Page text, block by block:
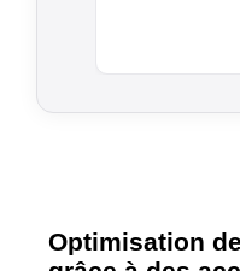
Optimisation